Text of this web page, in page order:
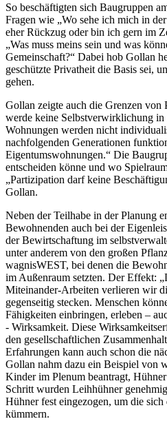
So beschäftigten sich Baugruppen
Fragen wie „Wo sehe ich mich in
eher Rückzug oder bin ich gern im
„Was muss meins sein und was
Gemeinschaft?“ Dabei hob Gollan
geschützte Privatheit die Basis sei,
gehen.
Gollan zeigte auch die Grenzen
werde keine Selbstverwirklichung in
Wohnungen werden nicht
nachfolgenden Generationen
Eigentumswohnungen.“ Die
entscheiden könne und wo
„Partizipation darf keine
Gollan.
Neben der Teilhabe in der Planung
Bewohnenden auch bei der
der Bewirtschaftung im
unter anderem von den großen
wagnisWEST, bei denen die
im Außenraum setzten. Der Effekt:
Miteinander-Arbeiten verlieren wir
gegenseitig stecken. Menschen
Fähigkeiten einbringen, erleben –
- Wirksamkeit. Diese
den gesellschaftlichen
Erfahrungen kann auch schon die
Gollan nahm dazu ein Beispiel von
Kinder im Plenum beantragt,
Schritt wurden Leihhühner
Hühner fest eingezogen, um die
kümmern.